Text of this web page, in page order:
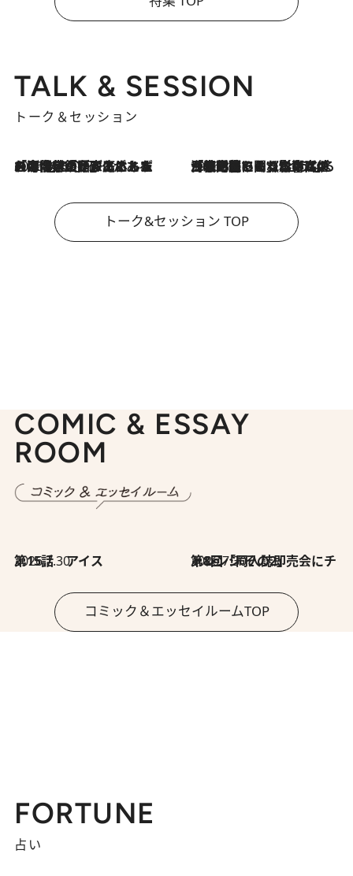
TALK & SESSION
トーク＆セッション
2026.8.3
「今後値上げがあるとすれば…」「リスクがあるのは今年の冬」エネルギー専門家が語る、ホルムズ海峡封鎖が家庭にもたらす“ある心配” 2026.8.3
「住宅建てられない…」「サーチャージ料の高値が続いている」ホルムズ海峡封鎖による影響はいつまで続く？《エネルギー専門家に聞く“どうなる日本の暮らし”》
トーク&セッション TOP
COMIC & ESSAY
ROOM
2026.7.30
第15話 アイス 2026.7.30
第8回「同人誌即売会にチャレンジ その2」
コミック＆エッセイルームTOP
FORTUNE
占い